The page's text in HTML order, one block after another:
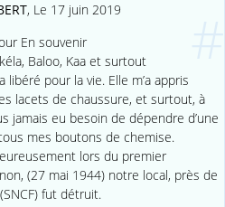
, Le 17 juin 2019
En souvenir
Baloo, Kaa et surtout
libéré pour la vie. Elle m’a appris
lacets de chaussure, et surtout, à
jamais eu besoin de dépendre d’une
mes boutons de chemise.
lors du premier
(27 mai 1944) notre local, près de
fut détruit.